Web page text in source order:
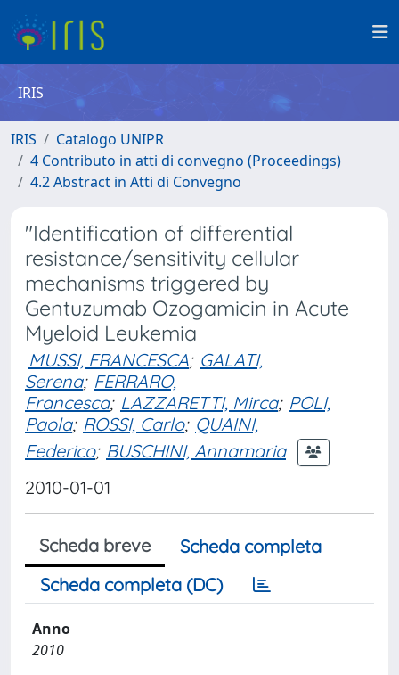
IRIS
IRIS
Catalogo UNIPR
4 Contributo in atti di convegno (Proceedings)
4.2 Abstract in Atti di Convegno
"Identification of differential
resistance/sensitivity cellular
mechanisms triggered by
Gentuzumab Ozogamicin in Acute
Myeloid Leukemia
MUSSI, FRANCESCA; GALATI,
Serena; FERRARO,
Francesca; LAZZARETTI, Mirca; POLI,
Paola; ROSSI, Carlo; QUAINI,
Federico; BUSCHINI, Annamaria
2010-01-01
Scheda breve
Scheda completa
Scheda completa (DC)
Anno
2010